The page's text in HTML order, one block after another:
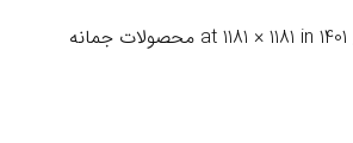
1181 × 1181 in محصولات جمانه